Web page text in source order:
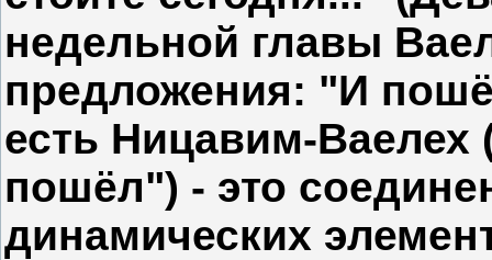
недельной главы
предложения: "И
есть Ницавим-Ваелех
пошёл") - это
динамических